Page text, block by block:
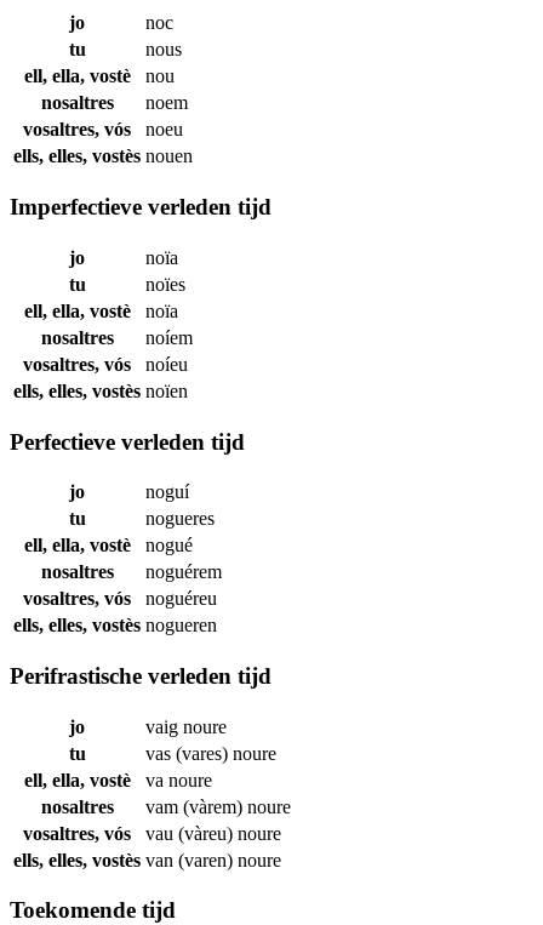
jo
noc
tu
nous
ell, ella, vostè
nou
nosaltres
noem
vosaltres, vós
noeu
ells, elles, vostès nouen
Imperfectieve verleden tijd
jo
noïa
tu
noïes
ell, ella, vostè
noïa
nosaltres
noíem
vosaltres, vós
noíeu
ells, elles, vostès noïen
Perfectieve verleden tijd
jo
noguí
tu
nogueres
ell, ella, vostè
nogué
nosaltres
noguérem
vosaltres, vós
noguéreu
ells, elles, vostès nogueren
Perifrastische verleden tijd
jo vaig noure
tu
vas (vares) noure
ell, ella, vostè
va noure
nosaltres
vam (vàrem) noure
vosaltres, vós
vau (vàreu) noure
ells, elles, vostès van (varen) noure
Toekomende tijd